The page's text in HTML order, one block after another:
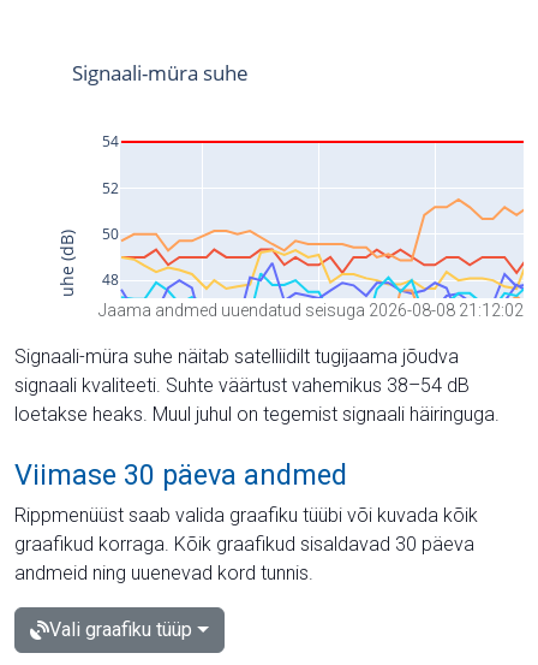
Jaama andmed uuendatud seisuga 2026-08-08 21:12:02
Signaali-müra suhe näitab satelliidilt tugijaama jõudva
signaali kvaliteeti. Suhte väärtust vahemikus 38–54 dB
loetakse heaks. Muul juhul on tegemist signaali häiringuga.
Viimase 30 päeva andmed
Rippmenüüst saab valida graafiku tüübi või kuvada kõik
graafikud korraga. Kõik graafikud sisaldavad 30 päeva
andmeid ning uuenevad kord tunnis.
Vali graafiku tüüp